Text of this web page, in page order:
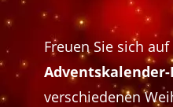
Freuen Sie sich auf
verschiedenen